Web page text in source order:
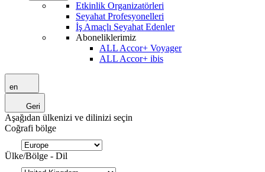
Etkinlik Organizatörleri
Seyahat Profesyonelleri
İş Amaçlı Seyahat Edenler
Aboneliklerimiz
ALL Accor+ Voyager
ALL Accor+ ibis
en
Geri
Aşağıdan ülkenizi ve dilinizi seçin
Coğrafi bölge
Ülke/Bölge - Dil